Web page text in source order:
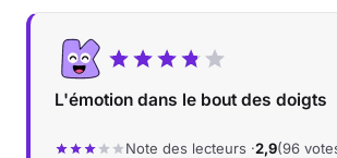
L'émotion dans le bout des doigts
Note des lecteurs ·2,9(96